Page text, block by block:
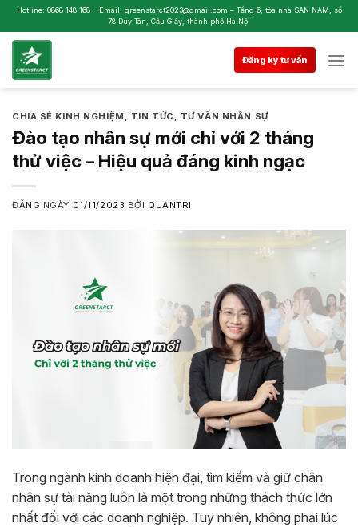
Skip
to
content
Hotline: 0868 148 168 – Email: greenstarct2023@gmail.com – Tầng 6, tòa nhà SAN NAM, số
78 Duy Tân, Cầu Giấy, thành phố Hà Nội
Đăng ký tư vấn
CHIA SẺ KINH NGHIỆM , TIN TỨC , TƯ VẤN NHÂN SỰ
Đào tạo nhân sự mới chỉ với 2 tháng
thử việc – Hiệu quả đáng kinh ngạc
ĐĂNG NGÀY 01/11/2023 BỞI QUANTRI
Trong ngành kinh doanh hiện đại, tìm kiếm và giữ chân
nhân sự tài năng luôn là một trong những thách thức lớn
nhất đối với các doanh nghiệp. Tuy nhiên, không phải lúc